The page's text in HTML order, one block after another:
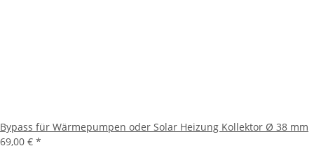
Bypass für Wärmepumpen oder Solar Heizung Kollektor Ø 38 mm
69,00 € *